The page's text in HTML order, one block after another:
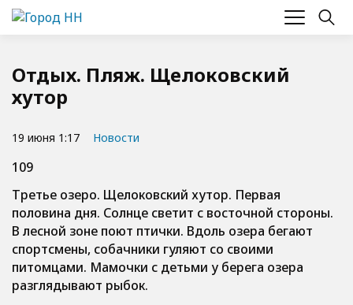
Отдых. Пляж. Щелоковский
хутор
19 июня 1:17 Новости
109
Третье озеро. Щелоковский хутор. Первая
половина дня. Солнце светит с восточной стороны.
В лесной зоне поют птички. Вдоль озера бегают
спортсмены, собачники гуляют со своими
питомцами. Мамочки с детьми у берега озера
разглядывают рыбок.